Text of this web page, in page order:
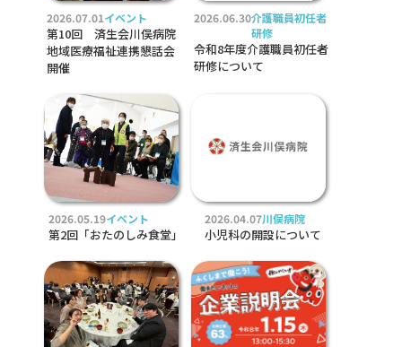
2026.07.01イベント
第10回 済生会川俣病院
地域医療福祉連携懇話会
開催
2026.06.30介護職員初任者
研修
令和8年度介護職員初任者
研修について
2026.05.19イベント
第2回「おたのしみ食堂」
2026.04.07川俣病院
小児科の開設について